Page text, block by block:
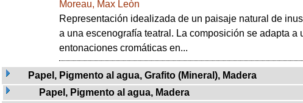
Moreau, Max Leòn
Representación idealizada de un paisaje natural de
a una escenografía teatral. La composición se adapta
entonaciones cromáticas en...
Papel, Pigmento al agua, Grafito (Mineral), Madera
Papel, Pigmento al agua, Madera